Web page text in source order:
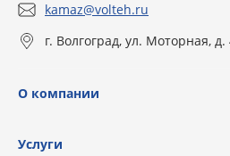
kamaz@volteh.ru
г. Волгоград, ул. Моторная, д.
О компании
Услуги